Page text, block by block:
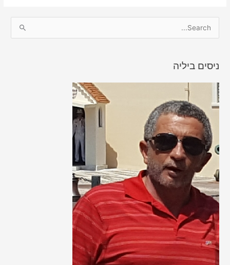
r
c
h
:
ניסים ביליה